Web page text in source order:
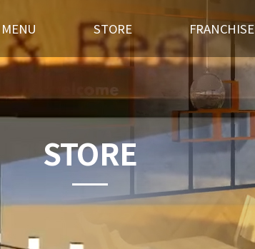
MENU
오븐구이
포차메뉴
STORE
가맹점 홍보실
인테리어
FRANCHISE
창업경쟁력
개설절차
창업상담
오픈갤러리
STORE